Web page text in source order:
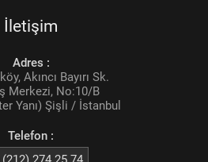
İletişim
Adres :
Akıncı Bayırı Sk.
Merkezi, No:10/B
Yanı) Şişli / İstanbul
Telefon :